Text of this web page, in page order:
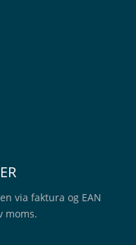
via faktura og EAN
moms.